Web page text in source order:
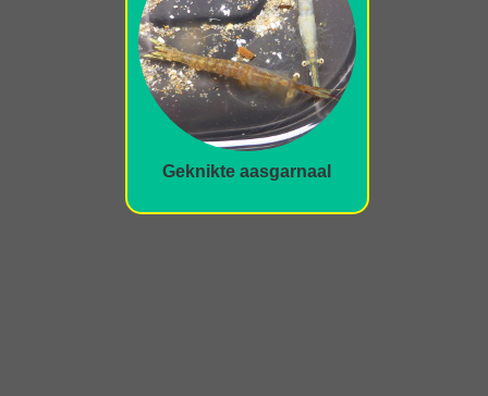
Geknikte aasgarnaal